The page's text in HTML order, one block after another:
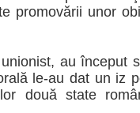
promovării unor
au început
le-au dat un iz
două state